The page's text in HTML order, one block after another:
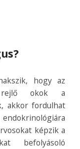
hogy az
rejlő okok a
akkor fordulhat
képzik a
befolyásoló